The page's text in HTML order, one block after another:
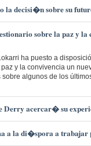
la decisi�n sobre su
sobre la paz y la
ha puesto a
y la convivencia un
algunos de los
Derry acercar� su
a la di�spora a